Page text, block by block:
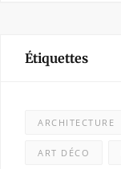
Étiquettes
ARCHITECTURE
ART DÉCO